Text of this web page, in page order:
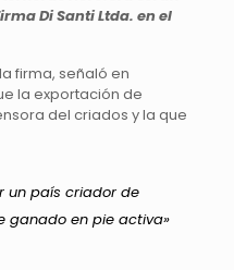
Di Santi Ltda. en el
firma, señaló en
la exportación de
del criados y la que
un país criador de
ganado en pie activa»